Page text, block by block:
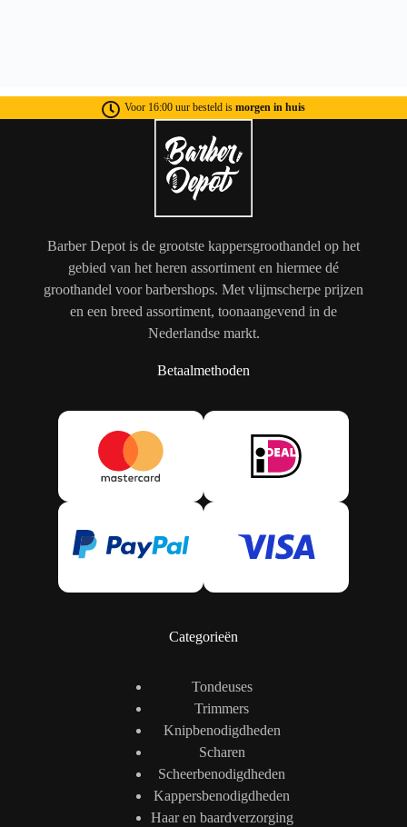
Voor 16:00 uur besteld is morgen in huis
Barber Depot is de grootste kappersgroothandel op het
gebied van het heren assortiment en hiermee dé
groothandel voor barbershops. Met vlijmscherpe prijzen
en een breed assortiment, toonaangevend in de
Nederlandse markt.
Betaalmethoden
Categorieën
Tondeuses
Trimmers
Knipbenodigdheden
Scharen
Scheerbenodigdheden
Kappersbenodigdheden
Haar en baardverzorging